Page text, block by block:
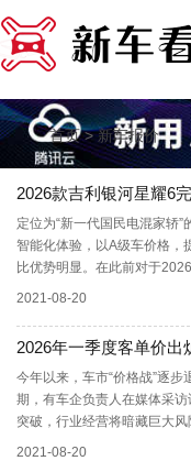
首页>新车报价
2026款吉利银河星耀6
定位为“新一代国民电混家轿
智能化体验，以A级车价格，
比优势明显。在此前对于
2021-08-20
2026年一季度客单价出
今年以来，车市“价格战”逐
期，有车企负责人在媒体采
突破，行业经营将暗藏巨大
2021-08-20